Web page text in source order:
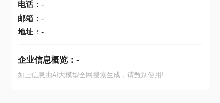
电话： -
邮箱： -
地址： -
企业信息概览： -
如上信息由AI大模型全网搜索生成，请甄别使用!